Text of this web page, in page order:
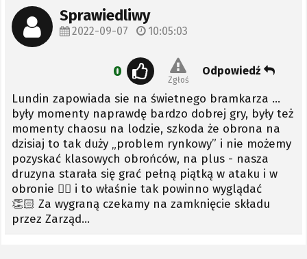
Sprawiedliwy
2022-09-07 10:05:03
0
Zgłoś
Odpowiedź
Lundin zapowiada sie na świetnego bramkarza …
były momenty naprawdę bardzo dobrej gry, były też
momenty chaosu na lodzie, szkoda że obrona na
dzisiaj to tak duży „problem rynkowy” i nie możemy
pozyskać klasowych obrońców, na plus - nasza
druzyna starała się grać pełną piątką w ataku i w
obronie 👍🏻 i to właśnie tak powinno wyglądać
👏🏻 Za wygraną czekamy na zamknięcie składu
przez Zarząd…